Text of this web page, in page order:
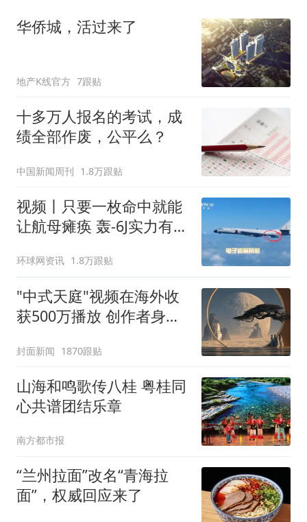
华侨城，活过来了
地产K线官方 7跟贴
十多万人报名的考试，成
绩全部作废，公平么？
中国新闻周刊 1.8万跟贴
视频丨只要一枚命中就能
让航母瘫痪 轰-6J实力有多
环球网资讯 1.8万跟贴
"中式天庭"视频在海外收
获500万播放 创作者身份
封面新闻 1870跟贴
山海和鸣歌传八桂 粤桂同
心共谱团结乐章
南方都市报
“兰州拉面”改名“青海拉
面”，权威回应来了